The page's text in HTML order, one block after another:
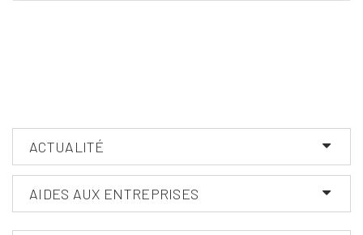
ACTUALITÉ
AIDES AUX ENTREPRISES